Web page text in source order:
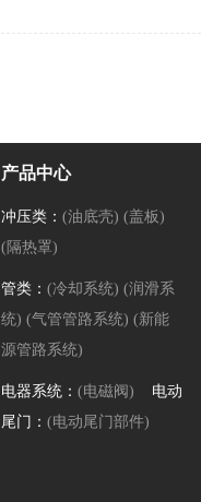
产品中心
冲压类： (油底壳) (盖板)
(隔热罩)
管类： (冷却系统) (润滑系
统) (气管管路系统) (新能
源管路系统)
电器系统： (电磁阀) 电动
尾门： (电动尾门部件)